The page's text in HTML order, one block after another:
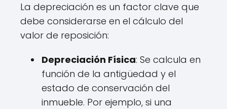
La depreciación es un factor clave que
debe considerarse en el cálculo del
valor de reposición:
Depreciación Física: Se calcula en
función de la antigüedad y el
estado de conservación del
inmueble. Por ejemplo, si una